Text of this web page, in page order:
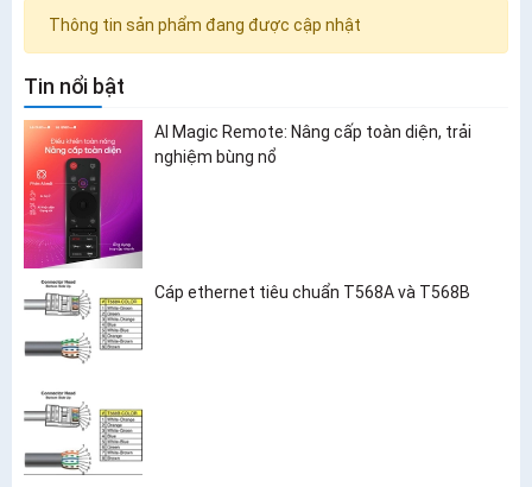
Thông tin sản phẩm đang được cập nhật
Tin nổi bật
AI Magic Remote: Nâng cấp toàn diện, trải
nghiệm bùng nổ
Cáp ethernet tiêu chuẩn T568A và T568B